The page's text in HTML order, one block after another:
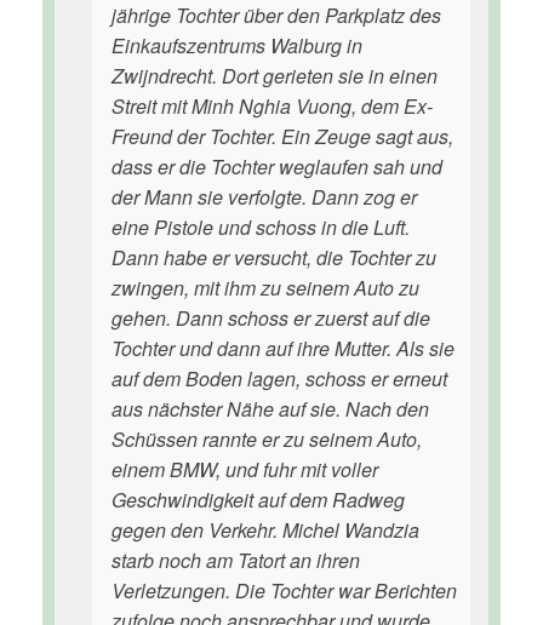
jährige Tochter über den Parkplatz des
Einkaufszentrums Walburg in
Zwijndrecht. Dort gerieten sie in einen
Streit mit Minh Nghia Vuong, dem Ex-
Freund der Tochter. Ein Zeuge sagt aus,
dass er die Tochter weglaufen sah und
der Mann sie verfolgte. Dann zog er
eine Pistole und schoss in die Luft.
Dann habe er versucht, die Tochter zu
zwingen, mit ihm zu seinem Auto zu
gehen. Dann schoss er zuerst auf die
Tochter und dann auf ihre Mutter. Als sie
auf dem Boden lagen, schoss er erneut
aus nächster Nähe auf sie. Nach den
Schüssen rannte er zu seinem Auto,
einem BMW, und fuhr mit voller
Geschwindigkeit auf dem Radweg
gegen den Verkehr. Michel Wandzia
starb noch am Tatort an ihren
Verletzungen. Die Tochter war Berichten